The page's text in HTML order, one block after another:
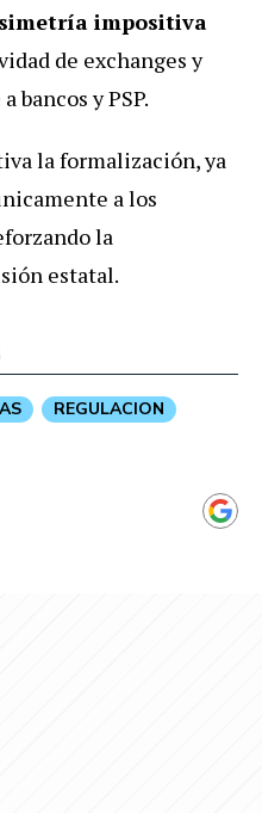
impositiva
de exchanges y
y PSP.
la formalización, ya
a los
la
estatal.
REGULACION